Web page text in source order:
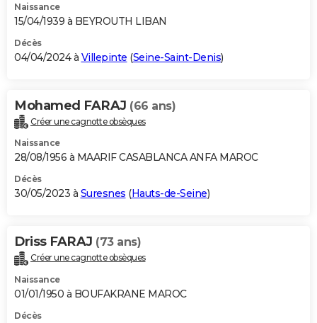
Naissance
15/04/1939 à BEYROUTH LIBAN
Décès
04/04/2024 à Villepinte (Seine-Saint-Denis)
Mohamed FARAJ (66 ans)
Créer une cagnotte obsèques
Naissance
28/08/1956 à MAARIF CASABLANCA ANFA MAROC
Décès
30/05/2023 à Suresnes (Hauts-de-Seine)
Driss FARAJ (73 ans)
Créer une cagnotte obsèques
Naissance
01/01/1950 à BOUFAKRANE MAROC
Décès